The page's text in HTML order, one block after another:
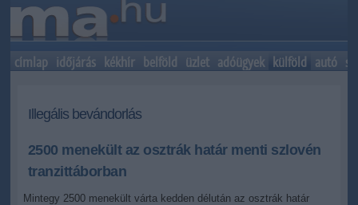
címlap időjárás kékhír belföld üzlet adóügyek külföld autó
Illegális bevándorlás
2500 menekült az osztrák határ menti szlovén
tranzittáborban
Mintegy 2500 menekült várta kedden délután az osztrák határ